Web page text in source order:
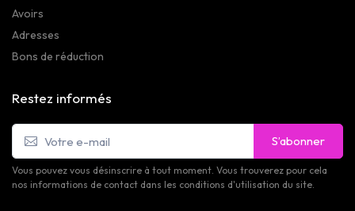
Avoirs
Adresses
Bons de réduction
Restez informés
S’abonner
Vous pouvez vous désinscrire à tout moment. Vous trouverez pour cela
nos informations de contact dans les conditions d'utilisation du site.